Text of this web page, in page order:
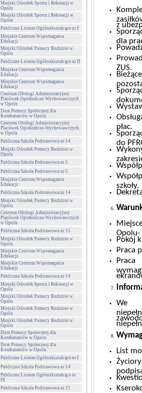
Miejski Ośrodek Sportu i Rekreacji w
Opolu
Miejski Ośrodek Sportu i Rekreacji w
Opolu
Publiczne Liceum Ogólnokształcące nr I
Miejskie Centrum Wspomagania
Edukacji
Miejski Ośrodek Pomocy Rodzinie w
Opolu
Publiczne Liceum Ogólnokształcące nr II
Miejskie Centrum Wspomagania
Edukacji
Miejskie Centrum Wspomagania
Edukacji
Centrum Obsługi Administracyjnej
Placówek Opiekuńczo-Wychowawczych
w Opolu
Dom Pomocy Społecznej dla
Kombatantów w Opolu
Centrum Obsługi Administracyjnej
Placówek Opiekuńczo-Wychowawczych
w Opolu
Publiczna Szkoła Podstawowa nr 14
Miejski Ośrodek Pomocy Rodzinie w
Opolu
Publiczna Szkoła Podstawowa nr 5
Publiczna Szkoła Podstawowa nr 5
Miejskie Centrum Wspomagania
Edukacji
Publiczna Szkoła Podstawowa nr 14
Miejski Ośrodek Pomocy Rodzinie w
Opolu
Centrum Obsługi Administracyjnej
Placówek Opiekuńczo-Wychowawczych
w Opolu
Publiczna Szkoła Podstawowa nr 15
Miejski Ośrodek Pomocy Rodzinie w
Opolu
Miejskie Centrum Wspomagania
Edukacji
Miejskie Centrum Wspomagania
Edukacji
Publiczna Szkoła Podstawowa nr 14
Miejski Ośrodek Sportu i Rekreacji w
Opolu
Miejski Ośrodek Pomocy Rodzinie w
Opolu
Miejski Ośrodek Pomocy Rodzinie w
Opolu
Miejski Ośrodek Pomocy Rodzinie w
Opolu
Dom Pomocy Społecznej dla
Kombatantów w Opolu
Dom Pomocy Społecznej dla
Kombatantów w Opolu
Publiczne Liceum Ogólnokształcące nr I
Publiczna Szkoła Podstawowa nr 14
Publiczne Liceum Ogólnokształcące nr
IX
Publiczna Szkoła Podstawowa nr 21
z
dla
ZUS.
płac.
do
szkoły.
Opolu-
Pokój
Praca
We
List